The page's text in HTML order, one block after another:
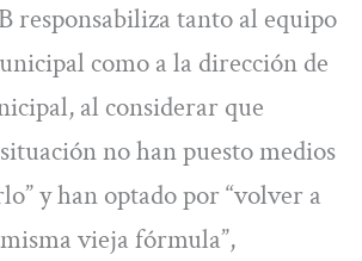
responsabiliza tanto al equipo
como a la dirección de
al considerar que
no han puesto medios
y han optado por “volver a
vieja fórmula”,